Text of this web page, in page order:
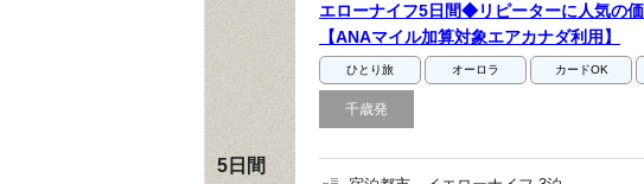
5日間
エローナイフ5日間◆リピーターに人気の
【ANAマイル加算対象エアカナダ利用】
ひとり旅 オーロラ カードOK
千歳発